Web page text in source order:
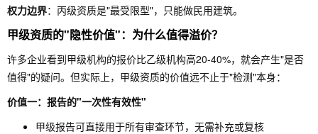
权力边界：丙级资质是"最受限型"，只能做民用建筑。
甲级资质的"隐性价值"：为什么值得溢价？
许多企业看到甲级机构的报价比乙级机构高20-40%，就会产生"是否
值得"的疑问。但实际上，甲级资质的价值远不止于"检测"本身：
价值一：报告的"一次性有效性"
甲级报告可直接用于所有审查环节，无需补充或复核